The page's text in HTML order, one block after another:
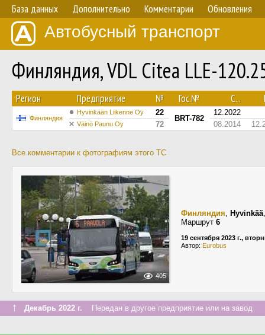
База данных Дополнительно Комментарии Обновления
Автобусный транспорт
Финляндия, VDL Citea LLE-
Регион Предприятие № Гос.№ С...
Финляндия
Hyvinkään Liikenne Oy 22
BRT-782
12.2022
Väinö Paunu Oy 72 08.2014
Все комментарии к фотографиям этого ТС
405
Финляндия, Hyvinkää
Маршрут 6
19 сентября 2023 г.,
Автор: Eurobus
↑ Декабрь 2022 г. Передан в другое предприятие или на завод